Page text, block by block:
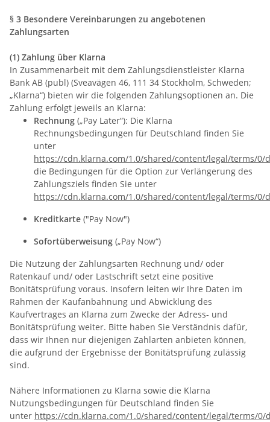
§ 3 Besondere Vereinbarungen zu angebotenen
Zahlungsarten
(1) Zahlung über Klarna
In Zusammenarbeit mit dem Zahlungsdienstleister Klarna
Bank AB (publ) (Sveavägen 46, 111 34 Stockholm, Schweden;
„Klarna“) bieten wir die folgenden Zahlungsoptionen an. Die
Zahlung erfolgt jeweils an Klarna:
Rechnung („Pay Later“): Die Klarna
Rechnungsbedingungen für Deutschland finden Sie
unter
https://cdn.klarna.com/1.0/shared/content/legal/terms/0/
die Bedingungen für die Option zur Verlängerung des
Zahlungsziels finden Sie unter
https://cdn.klarna.com/1.0/shared/content/legal/terms/0/
Kreditkarte ("Pay Now")
Sofortüberweisung („Pay Now“)
Die Nutzung der Zahlungsarten Rechnung und/ oder
Ratenkauf und/ oder Lastschrift setzt eine positive
Bonitätsprüfung voraus. Insofern leiten wir Ihre Daten im
Rahmen der Kaufanbahnung und Abwicklung des
Kaufvertrages an Klarna zum Zwecke der Adress- und
Bonitätsprüfung weiter. Bitte haben Sie Verständnis dafür,
dass wir Ihnen nur diejenigen Zahlarten anbieten können,
die aufgrund der Ergebnisse der Bonitätsprüfung zulässig
sind.
Nähere Informationen zu Klarna sowie die Klarna
Nutzungsbedingungen für Deutschland finden Sie
unter https://cdn.klarna.com/1.0/shared/content/legal/terms/0/